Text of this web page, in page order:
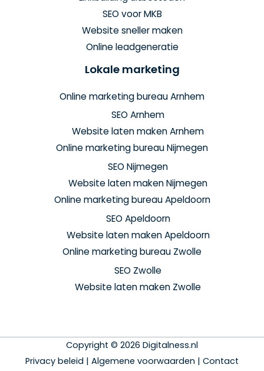
SEO voor MKB
Website sneller maken
Online leadgeneratie
Lokale marketing
Online marketing bureau Arnhem
SEO Arnhem
Website laten maken Arnhem
Online marketing bureau Nijmegen
SEO Nijmegen
Website laten maken Nijmegen
Online marketing bureau Apeldoorn
SEO Apeldoorn
Website laten maken Apeldoorn
Online marketing bureau Zwolle
SEO Zwolle
Website laten maken Zwolle
Copyright © 2026 Digitalness.nl
Privacy beleid | Algemene voorwaarden | Contact